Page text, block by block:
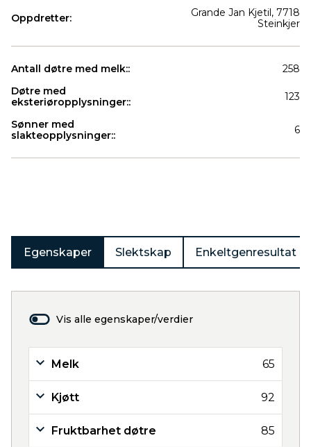
Oppdretter:
Grande Jan Kjetil, 7718
Steinkjer
Antall døtre med melk::
258
Døtre med
eksteriøropplysninger::
123
Sønner med
slakteopplysninger::
6
Egenskaper Slektskap Enkeltgenresultat
Vis alle egenskaper/verdier
Melk 65
Kjøtt 92
Fruktbarhet døtre 85